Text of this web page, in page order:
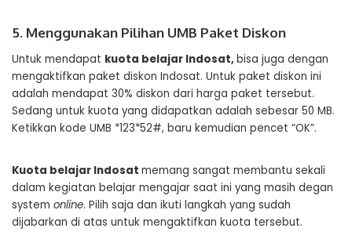
5. Menggunakan Pilihan UMB Paket Diskon
Untuk mendapat kuota belajar Indosat, bisa juga dengan
mengaktifkan paket diskon Indosat. Untuk paket diskon ini
adalah mendapat 30% diskon dari harga paket tersebut.
Sedang untuk kuota yang didapatkan adalah sebesar 50 MB.
Ketikkan kode UMB *123*52#, baru kemudian pencet “OK”.
Kuota belajar Indosat memang sangat membantu sekali
dalam kegiatan belajar mengajar saat ini yang masih degan
system online. Pilih saja dan ikuti langkah yang sudah
dijabarkan di atas untuk mengaktifkan kuota tersebut.